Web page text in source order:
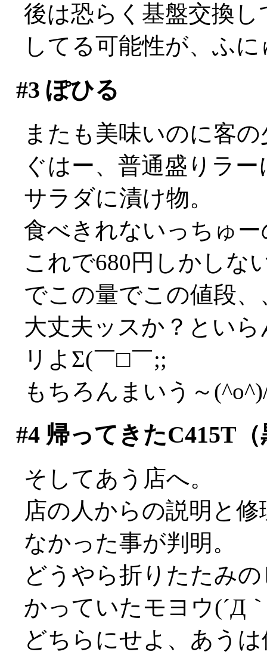
後は恐らく基盤交換
してる可能性が、ふに
#3 ぽひる
またも美味いのに客
ぐはー、普通盛りラ
サラダに漬け物。
食べきれないっちゅー
これで680円しかしな
でこの量でこの値段、
大丈夫ッスか？とい
リよΣ(￣□￣;;
もちろんまいう～
#4帰ってきたC415T（
そしてあう店へ。
店の人からの説明と
なかった事が判明。
どうやら折りたたみ
かっていたモヨウ(´Д
どちらにせよ、あう